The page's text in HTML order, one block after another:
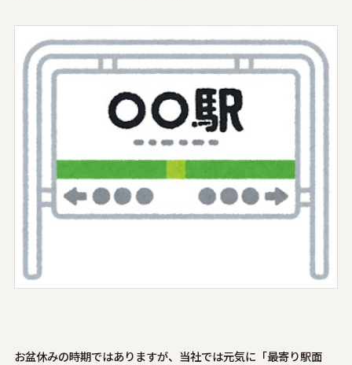
お盆休みの時期ではありますが、当社では元気に「最寄り駅面